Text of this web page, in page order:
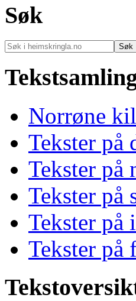
Søk
Norrøne
Tekster på
Tekster på
Tekster på
Tekster på
Tekster på